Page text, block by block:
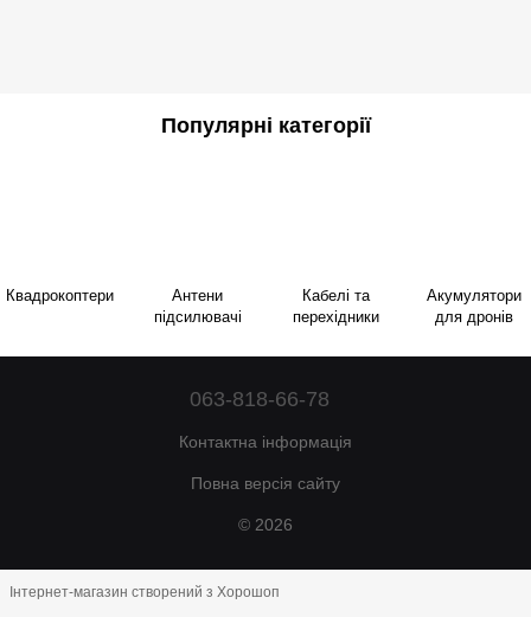
Популярні категорії
Квадрокоптери
Антени
підсилювачі
Кабелі та
перехідники
Акумулятори
для дронів
063-818-66-78
Контактна інформація
Повна версія сайту
© 2026
Інтернет-магазин створений з Хорошоп